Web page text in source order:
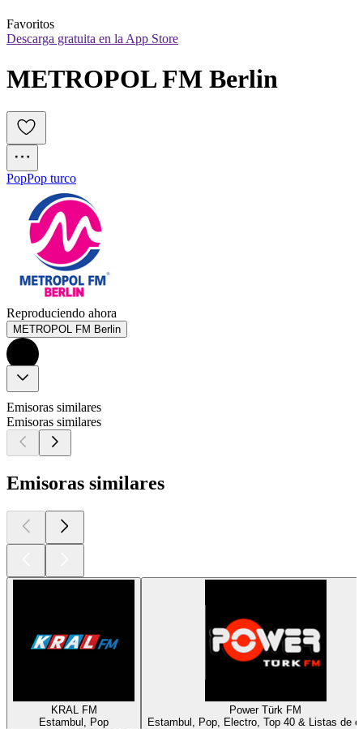
Favoritos
Descarga gratuita en la App Store
METROPOL FM Berlin
PopPop turco
Reproduciendo ahora
METROPOL FM Berlin
Emisoras similares
Emisoras similares
Emisoras similares
KRAL FM
Estambul, Pop
Power Türk FM
Estambul, Pop, Electro, Top 40 & Listas de